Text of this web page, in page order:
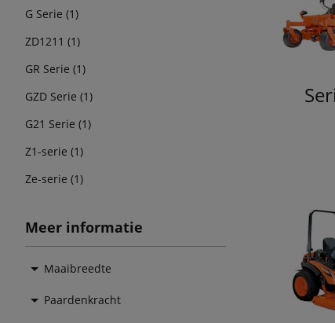
G Serie (1)
ZD1211 (1)
GR Serie (1)
GZD Serie (1)
G21 Serie (1)
Z1-serie (1)
Ze-serie (1)
Meer informatie
Maaibreedte
Paardenkracht